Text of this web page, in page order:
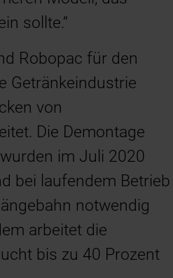
sollte.“
Robopac für den
Getränkeindustrie
von
Die Demontage
im Juli 2020
bei laufendem Betrieb
notwendig
arbeitet die
bis zu 40 Prozent